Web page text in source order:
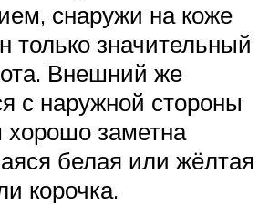
снаружи на коже
только значительный
Внешний же
с наружной стороны
хорошо заметна
белая или жёлтая
корочка.